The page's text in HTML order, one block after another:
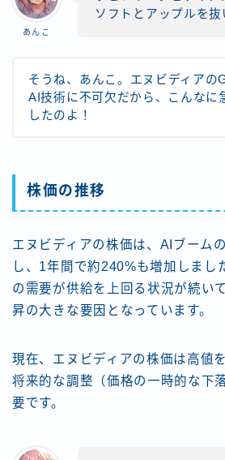
あんこ
ソフトとアップルを抜
そうね、あんこ。エヌビディアの
AI技術に不可欠だから、こんなに
したのよ！
株価の推移
エヌビディアの株価は、AIブーム
し、1年間で約240%も増加しまし
の需要が供給を上回る状況が続い
昇の大きな要因となっています。
現在、エヌビディアの株価は高値
将来的な調整（価格の一時的な下
要です。